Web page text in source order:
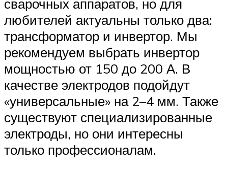
сварочных аппаратов, но для
любителей актуальны только два:
трансформатор и инвертор. Мы
рекомендуем выбрать инвертор
мощностью от 150 до 200 А. В
качестве электродов подойдут
«универсальные» на 2–4 мм. Также
существуют специализированные
электроды, но они интересны
только профессионалам.